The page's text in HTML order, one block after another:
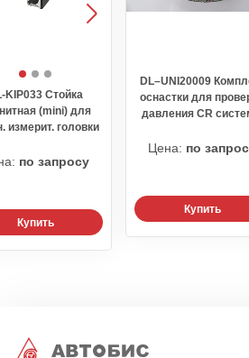
KIP033 Стойка
(mini) для
измерит. головки
по запросу
Купить
DL–UNI20009
оснастки для
давления CR
Цена: по
Купить